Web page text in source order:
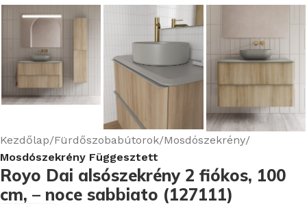
Kezdőlap Fürdőszobabútorok Mosdószekrény
Mosdószekrény Függesztett
Royo Dai alsószekrény 2 fiókos, 100
cm, – noce sabbiato (127111)